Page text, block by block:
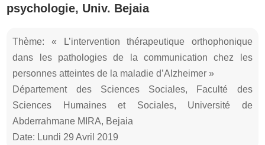
psychologie, Univ. Bejaia
Thème: « L’intervention thérapeutique orthophonique
dans les pathologies de la communication chez les
personnes atteintes de la maladie d’Alzheimer »
Département des Sciences Sociales, Faculté des
Sciences Humaines et Sociales, Université de
Abderrahmane MIRA, Bejaia
Date: Lundi 29 Avril 2019